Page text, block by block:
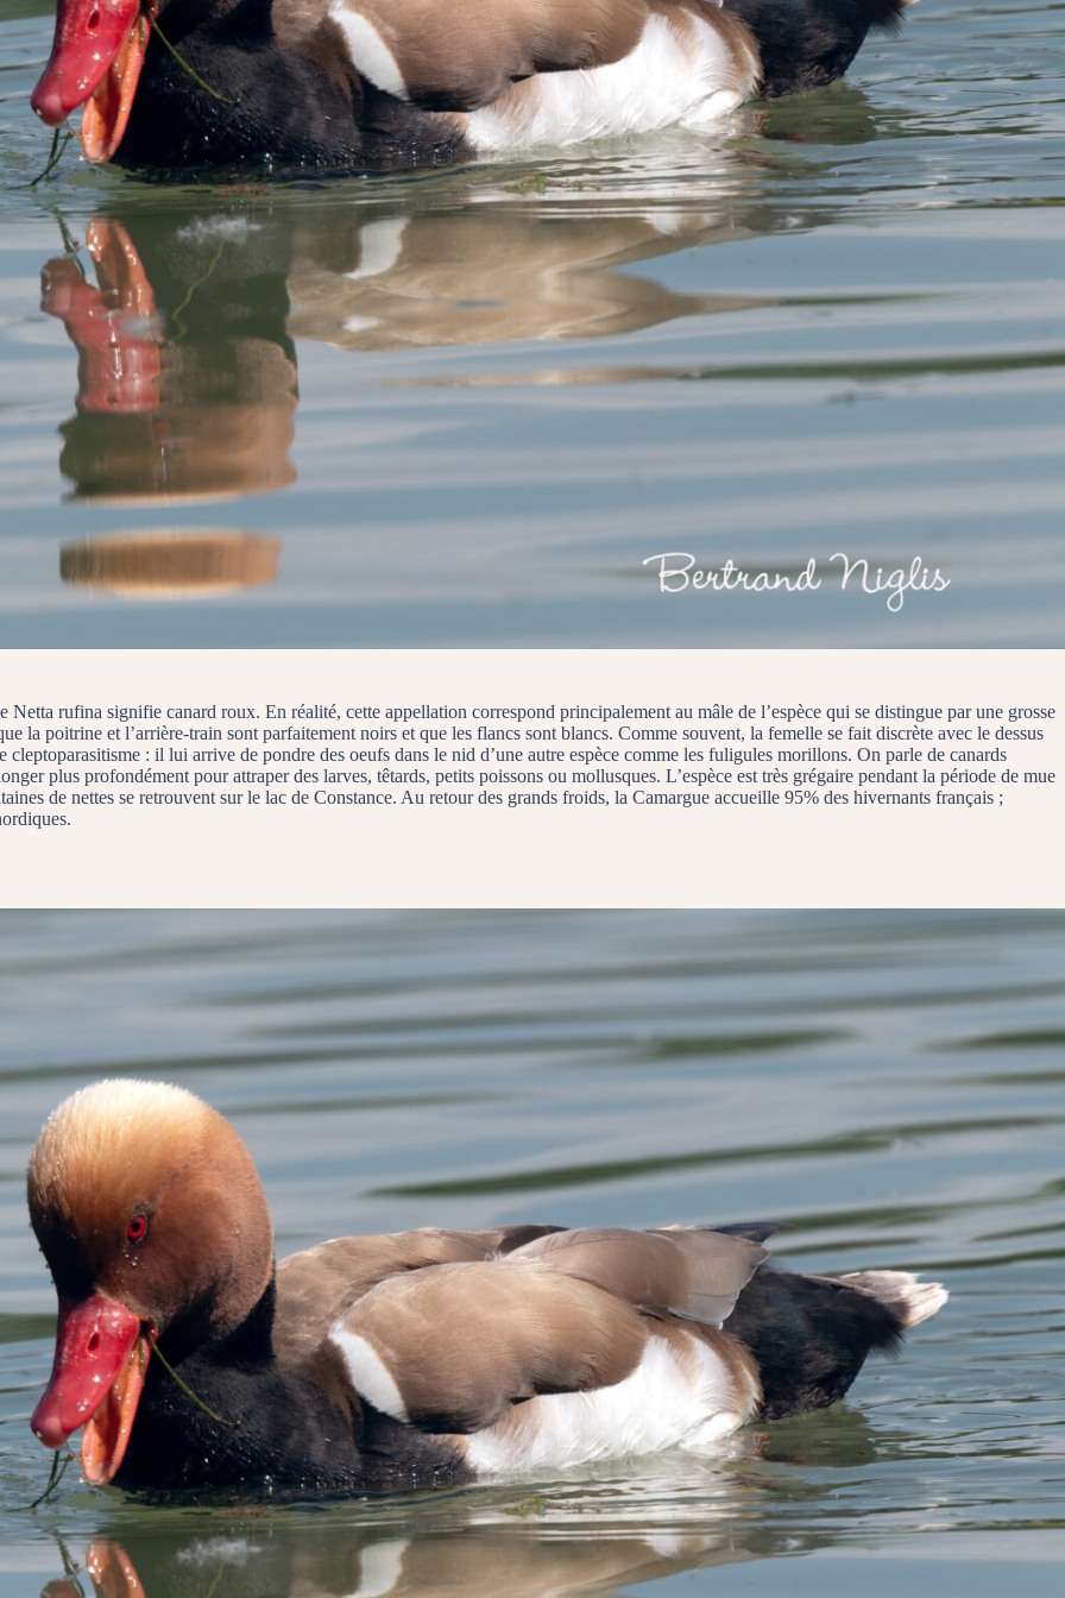
Netta rufina signifie canard roux. En réalité, cette appellation correspond principalement au mâle de l’espèce qui se distingue par une grosse
la poitrine et l’arrière-train sont parfaitement noirs et que les flancs sont blancs. Comme souvent, la femelle se fait discrète avec le dessus
: il lui arrive de pondre des oeufs dans le nid d’une autre espèce comme les fuligules morillons. On parle de canards
plus profondément pour attraper des larves, têtards, petits poissons ou mollusques. L’espèce est très grégaire pendant la période de mue
de nettes se retrouvent sur le lac de Constance. Au retour des grands froids, la Camargue accueille 95% des hivernants français ;